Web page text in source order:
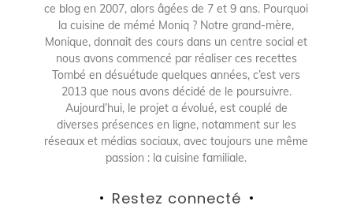
ce blog en 2007, alors âgées de 7 et 9 ans. Pourquoi
la cuisine de mémé Moniq ? Notre grand-mère,
Monique, donnait des cours dans un centre social et
nous avons commencé par réaliser ces recettes
Tombé en désuétude quelques années, c’est vers
2013 que nous avons décidé de le poursuivre.
Aujourd’hui, le projet a évolué, est couplé de
diverses présences en ligne, notamment sur les
réseaux et médias sociaux, avec toujours une même
passion : la cuisine familiale.
Restez connecté